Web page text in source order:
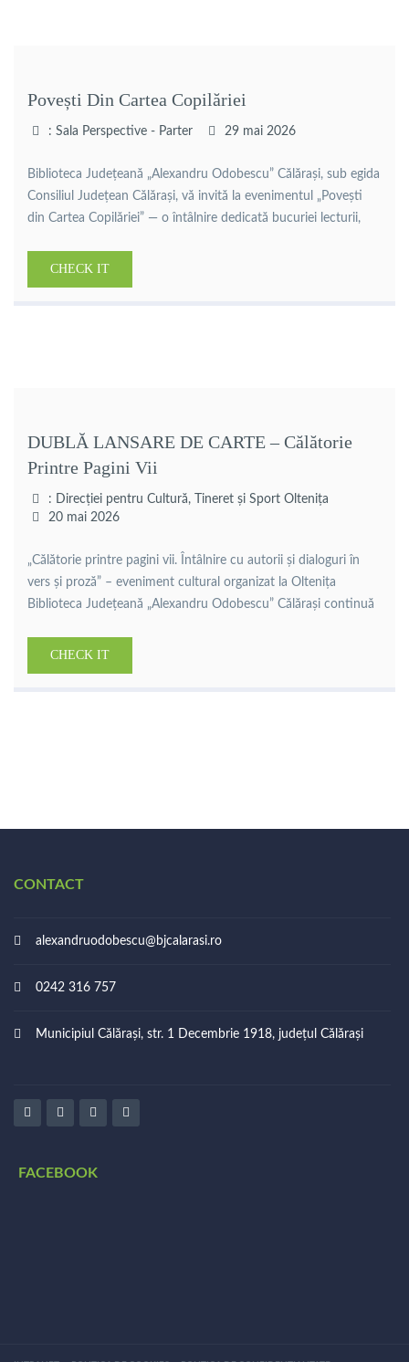
Povești Din Cartea Copilăriei
: Sala Perspective - Parter 29 mai 2026
Biblioteca Județeană „Alexandru Odobescu” Călărași, sub egida
Consiliul Județean Călărași, vă invită la evenimentul „Povești
din Cartea Copilăriei” — o întâlnire dedicată bucuriei lecturii,
a Copilului . Cei mici vor avea ocazia să o întâlnească pe
CHECK IT
DUBLĂ LANSARE DE CARTE – Călătorie
Printre Pagini Vii
: Direcției pentru Cultură, Tineret și Sport Oltenița
20 mai 2026
„Călătorie printre pagini vii. Întâlnire cu autorii și dialoguri în
vers și proză” – eveniment cultural organizat la Oltenița
Biblioteca Județeană „Alexandru Odobescu” Călărași continuă
contemporane și consolidării legăturii dintre carte și
CHECK IT
CONTACT
alexandruodobescu@bjcalarasi.ro
0242 316 757
Municipiul Călărași, str. 1 Decembrie 1918, județul Călărași
FACEBOOK